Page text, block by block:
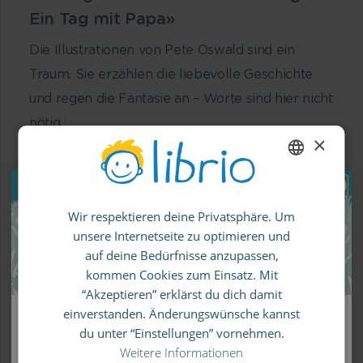
Ein Tag mit Papa»
Die Illustrationen von Pete Oswald sind ein
Traum. Sie erzählen die liebevolle Geschichte
und regen die Fantasie an – Worte sind hier nicht
nötig.
Was Kinder mögen:
Der Tag in den Bergen bringt so manches
GERMAN
SPANISH
FRENCH
ITALIAN
×
Wir respektieren deine Privatsphäre. Um
unsere Internetseite zu optimieren und
auf deine Bedürfnisse anzupassen,
kommen Cookies zum Einsatz. Mit
“Akzeptieren” erklärst du dich damit
einverstanden. Änderungswünsche kannst
du unter “Einstellungen” vornehmen.
Weitere Informationen
10% Rabatt auf deine erste Bestellung!
Melde dich für unseren Newsletter an und